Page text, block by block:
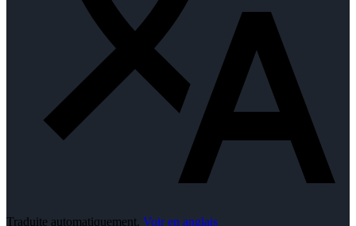
Traduite automatiquement. Voir en anglais